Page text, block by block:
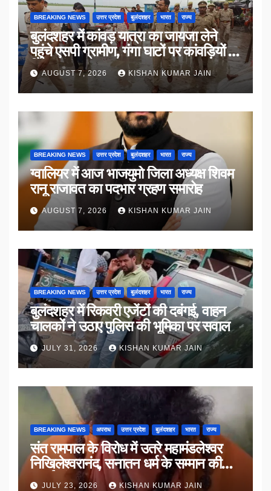
BREAKING NEWS उत्तर प्रदेश बुलंदशहर भारत राज्य
बुलंदशहर में कांवड़ यात्रा का जायजा लेने
पहुंचे एसपी ग्रामीण, गंगा घाटों पर कांवड़ियों से
किया संवाद
AUGUST 7, 2026 KISHAN KUMAR JAIN
BREAKING NEWS उत्तर प्रदेश बुलंदशहर भारत राज्य
ग्वालियर में आज भाजयुमो जिला अध्यक्ष शिवम
रानू राजावत का पदभार ग्रहण समारोह
AUGUST 7, 2026 KISHAN KUMAR JAIN
BREAKING NEWS उत्तर प्रदेश बुलंदशहर भारत राज्य
बुलंदशहर में रिकवरी एजेंटों की दबंगई, वाहन
चालकों ने उठाए पुलिस की भूमिका पर सवाल
JULY 31, 2026 KISHAN KUMAR JAIN
BREAKING NEWS अपराध उत्तर प्रदेश बुलंदशहर भारत राज्य
संत रामपाल के विरोध में उतरे महामंडलेश्वर
निखिलेश्वरानंद, सनातन धर्म के सम्मान की
उठाई मांग
JULY 23, 2026 KISHAN KUMAR JAIN